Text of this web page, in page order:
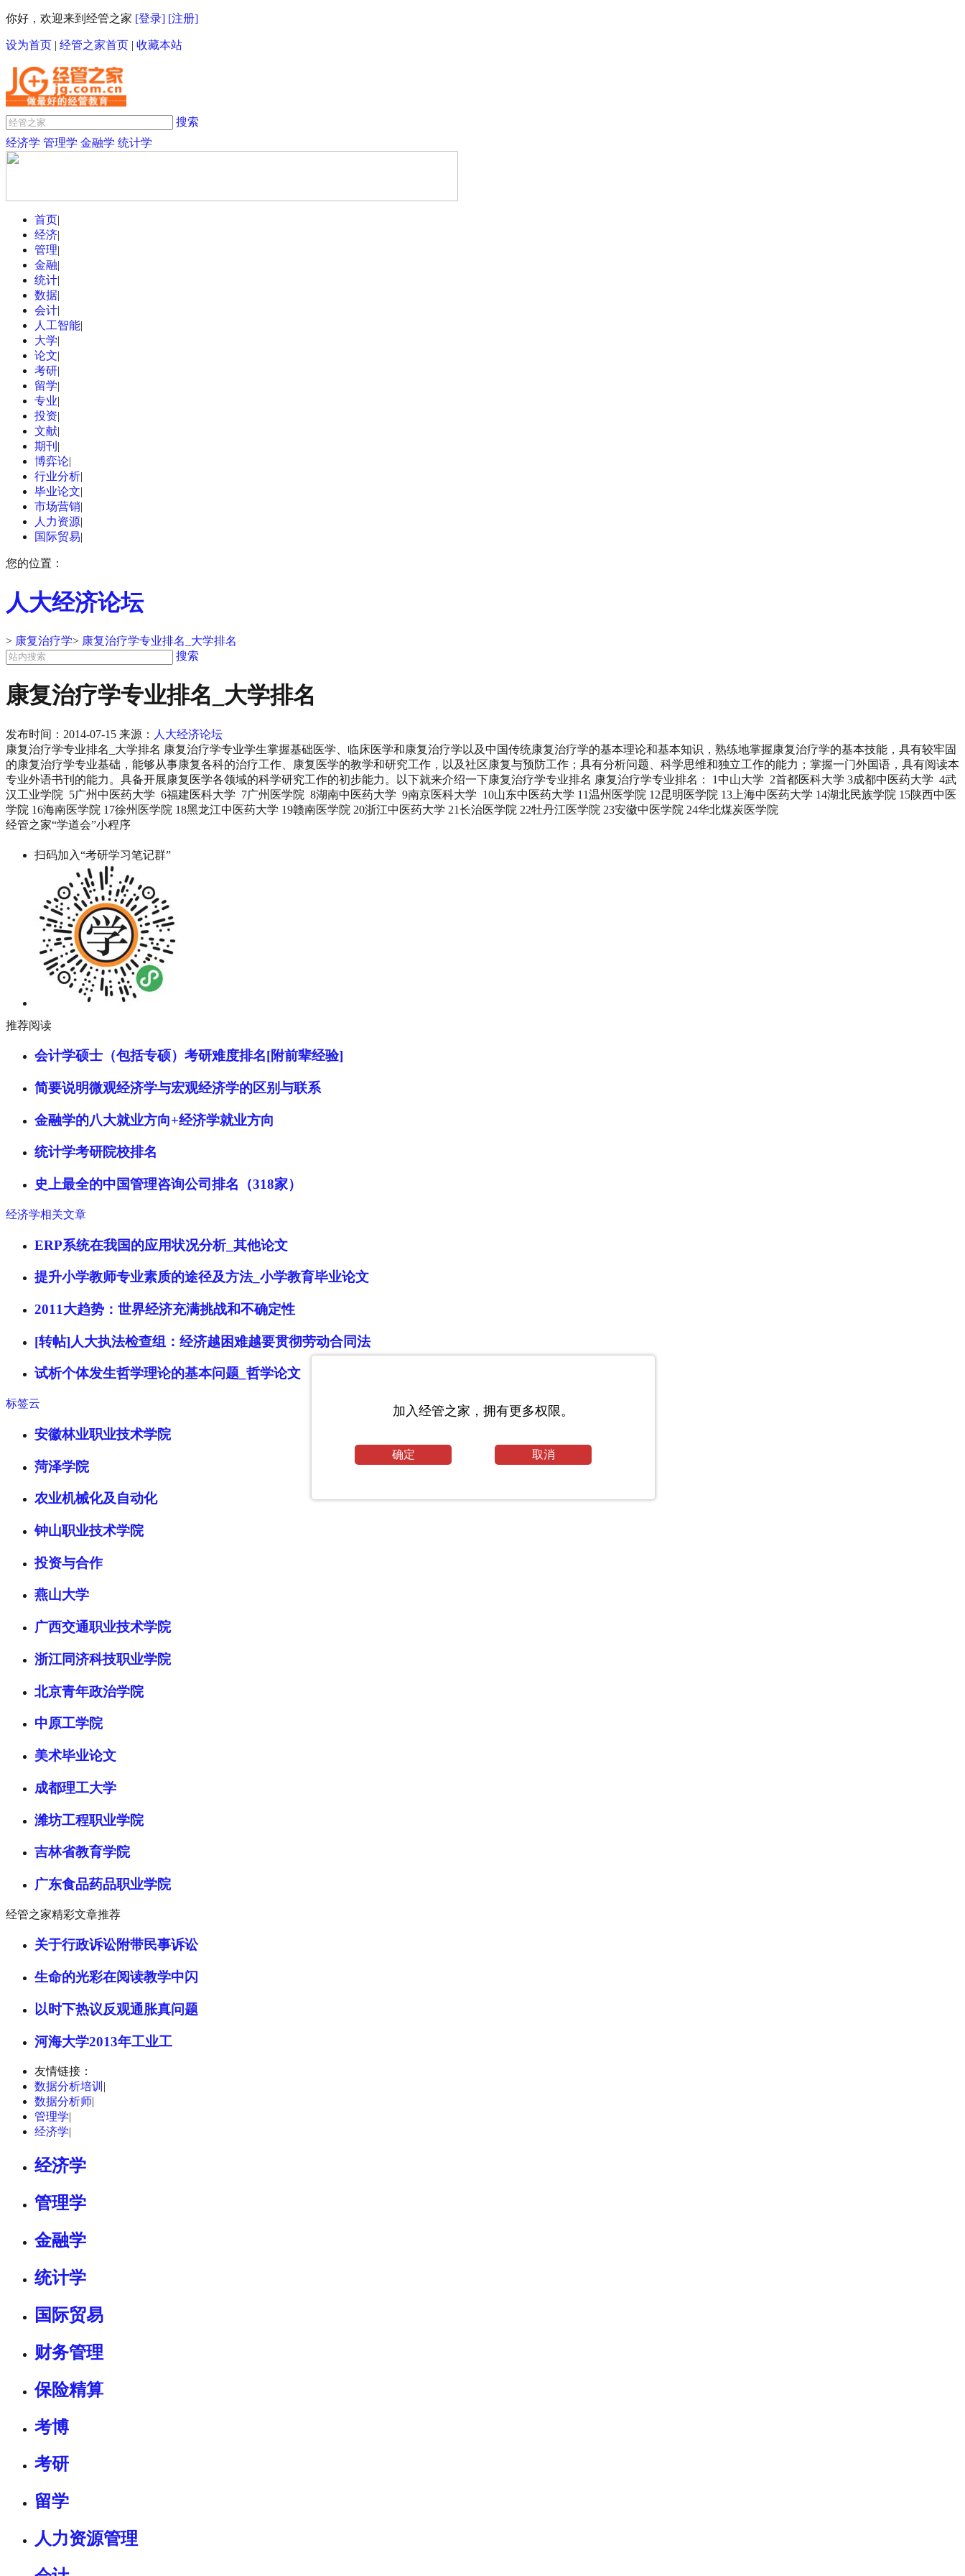
你好，欢迎来到经管之家 [登录] [注册]
设为首页 | 经管之家首页 | 收藏本站
搜索
经济学 管理学 金融学 统计学
首页|
经济|
管理|
金融|
统计|
数据|
会计|
人工智能|
大学|
论文|
考研|
留学|
专业|
投资|
文献|
期刊 |
博弈论|
行业分析|
毕业论文|
市场营销|
人力资源|
国际贸易|
您的位置：
人大经济论坛
> 康复治疗学> 康复治疗学专业排名_大学排名
搜索
康复治疗学专业排名_大学排名
发布时间： 2014-07-15 来源： 人大经济论坛
康复治疗学专业排名_大学排名 康复治疗学专业学生掌握基础医学、临床医学和康复治疗学以及中国传统康复治疗学的基本理论和基本知识，熟练地掌握康复治疗学的基本技能，具有较牢固
的康复治疗学专业基础，能够从事康复各科的治疗工作、康复医学的教学和研究工作，以及社区康复与预防工作；具有分析问题、科学思维和独立工作的能力；掌握一门外国语，具有阅读本
专业外语书刊的能力。具备开展康复医学各领域的科学研究工作的初步能力。以下就来介绍一下康复治疗学专业排名 康复治疗学专业排名： 1中山大学 2首都医科大学 3成都中医药大学 4武
汉工业学院 5广州中医药大学 6福建医科大学 7广州医学院 8湖南中医药大学 9南京医科大学 10山东中医药大学 11温州医学院 12昆明医学院 13上海中医药大学 14湖北民族学院 15陕西中医
学院 16海南医学院 17徐州医学院 18黑龙江中医药大学 19赣南医学院 20浙江中医药大学 21长治医学院 22牡丹江医学院 23安徽中医学院 24华北煤炭医学院
经管之家“学道会”小程序
扫码加入“考研学习笔记群”
推荐阅读
会计学硕士（包括专硕）考研难度排名[附前辈经验]
简要说明微观经济学与宏观经济学的区别与联系
金融学的八大就业方向+经济学就业方向
统计学考研院校排名
史上最全的中国管理咨询公司排名（318家）
经济学相关文章
ERP系统在我国的应用状况分析_其他论文
提升小学教师专业素质的途径及方法_小学教育毕业论文
2011大趋势：世界经济充满挑战和不确定性
[转帖]人大执法检查组：经济越困难越要贯彻劳动合同法
试析个体发生哲学理论的基本问题_哲学论文
标签云
安徽林业职业技术学院
菏泽学院
农业机械化及自动化
钟山职业技术学院
投资与合作
燕山大学
广西交通职业技术学院
浙江同济科技职业学院
北京青年政治学院
中原工学院
美术毕业论文
成都理工大学
潍坊工程职业学院
吉林省教育学院
广东食品药品职业学院
经管之家精彩文章推荐
关于行政诉讼附带民事诉讼
生命的光彩在阅读教学中闪
以时下热议反观通胀真问题
河海大学2013年工业工
友情链接：
数据分析培训 |
数据分析师|
管理学|
经济学|
经济学
管理学
金融学
统计学
国际贸易
财务管理
保险精算
考博
考研
留学
人力资源管理
加入经管之家，拥有更多权限。
确定 取消